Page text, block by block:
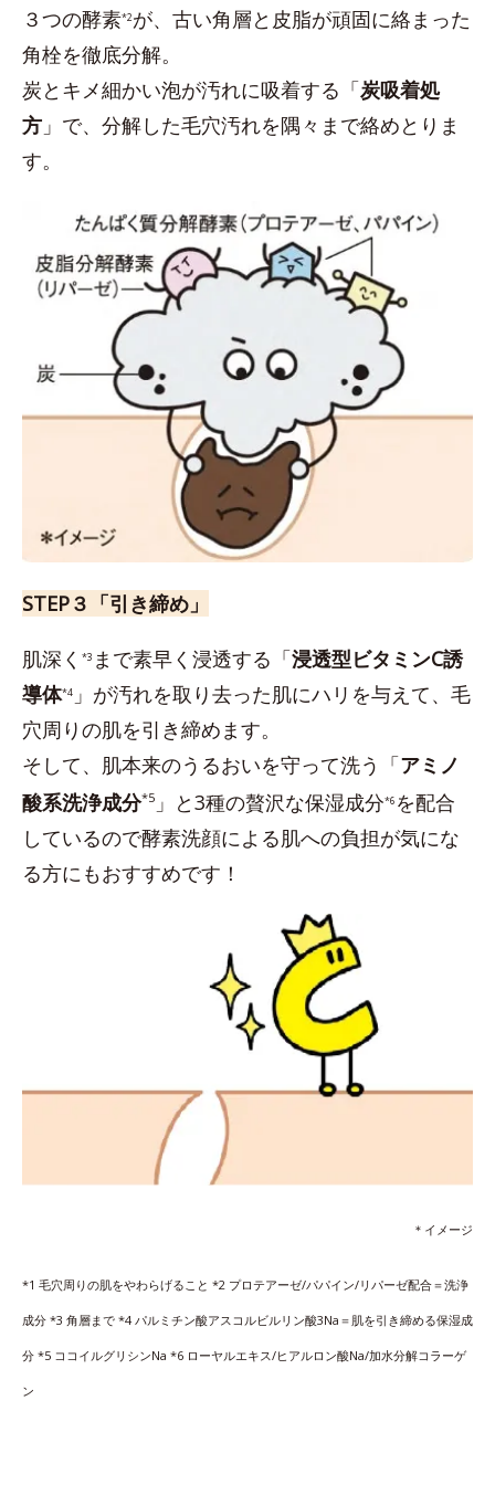
３つの酵素*2が、古い角層と皮脂が頑固に絡まった
角栓を徹底分解。
炭とキメ細かい泡が汚れに吸着する「炭吸着処
方 」で、分解した毛穴汚れを隅々まで絡めとりま
す。
STEP３「引き締め」
肌深く *3 まで素早く浸透する「浸透型ビタミンC誘
導体*4 」が汚れを取り去った肌にハリを与えて、毛
穴周りの肌を引き締めます。
そして、肌本来のうるおいを守って洗う「アミノ
酸系洗浄成分*5 」と3種の贅沢な保湿成分*6 を配合
しているので酵素洗顔による肌への負担が気にな
る方にもおすすめです！
＊イメージ
*1 毛穴周りの肌をやわらげること *2 プロテアーゼ/パパイン/リパーゼ配合＝洗浄
成分 *3 角層まで *4 パルミチン酸アスコルビルリン酸3Na＝肌を引き締める保湿成
分 *5 ココイルグリシンNa *6 ローヤルエキス/ヒアルロン酸Na/加水分解コラーゲ
ン